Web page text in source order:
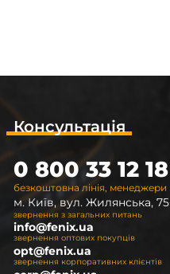
Консультація
безкоштовна лінія, менеджери
0 800 33 12 18
м. Київ, вул. Жилянська, 75
звернення з загальних питань
info@fenix.ua
звернення оптових покупців
opt@fenix.ua
звернення корпоративних клієнтів